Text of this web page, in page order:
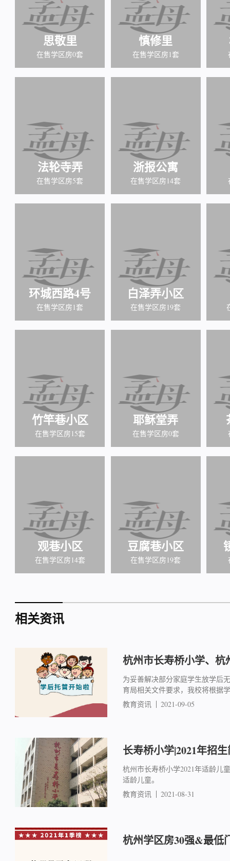
思敬里
在售学区房0套
慎修里
在售学区房1套
法轮寺弄
在售学区房5套
浙报公寓
在售学区房14套
环城西路4号
在售学区房1套
白泽弄小区
在售学区房19套
竹竿巷小区
在售学区房15套
耶稣堂弄
在售学区房0套
观巷小区
在售学区房14套
豆腐巷小区
在售学区房19套
相关资讯
杭州市长寿桥小学、杭
为妥善解决部分家庭学生放学后
育局相关文件要求，我校将根据
教育资讯
2021-09-05
长寿桥小学|2021年招
杭州市长寿桥小学2021年适龄儿
适龄儿童。
教育资讯
2021-08-31
杭州学区房30强&最低